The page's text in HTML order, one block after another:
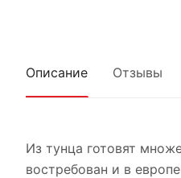
Описание Отзывы
Из тунца готовят
востребован и в